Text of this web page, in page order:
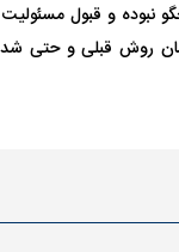
و قبول
روش قبلی و حتی